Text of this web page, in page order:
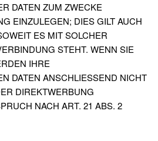
DATEN ZUM ZWECKE
EINZULEGEN; DIES GILT AUCH
ES MIT SOLCHER
STEHT. WENN SIE
IHRE
DATEN ANSCHLIESSEND NICHT
DIREKTWERBUNG
NACH ART. 21 ABS. 2